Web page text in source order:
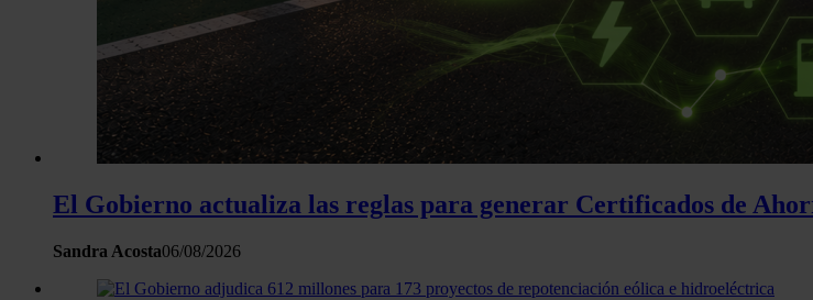
El Gobierno actualiza las reglas para generar Certificados de
Sandra Acosta06/08/2026